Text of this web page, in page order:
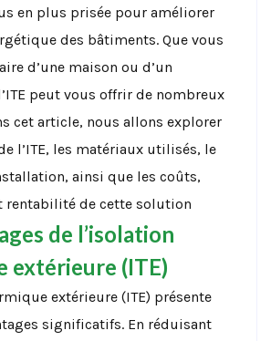
en plus prisée pour améliorer
des bâtiments. Que vous
d’une maison ou d’un
peut vous offrir de nombreux
cet article, nous allons explorer
l’ITE, les matériaux utilisés, le
ainsi que les coûts,
rentabilité de cette solution
de l’isolation
extérieure (ITE)
extérieure (ITE) présente
significatifs. En réduisant